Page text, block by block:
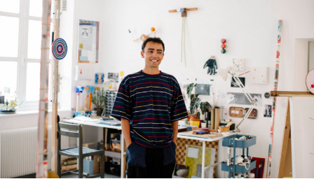
MAGAZINE
ESPACES DE PRATIQUE ARTISTIQUE ↓
Recherche
Connexion